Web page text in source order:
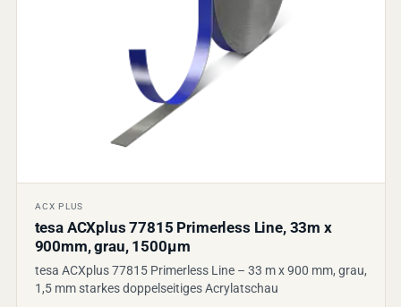
ACX PLUS
tesa ACXplus 77815 Primerless Line, 33m x
900mm, grau, 1500µm
tesa ACXplus 77815 Primerless Line – 33 m x 900 mm, grau,
1,5 mm starkes doppelseitiges Acrylatschau